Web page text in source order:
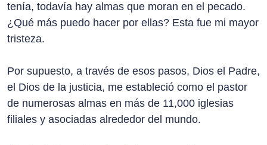
tenía, todavía hay almas que moran en el pecado.
¿Qué más puedo hacer por ellas? Esta fue mi mayor
tristeza.
Por supuesto, a través de esos pasos, Dios el Padre,
el Dios de la justicia, me estableció como el pastor
de numerosas almas en más de 11,000 iglesias
filiales y asociadas alrededor del mundo.